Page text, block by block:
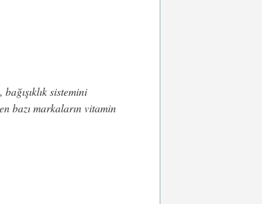
sistemini
bazı markaların vitamin